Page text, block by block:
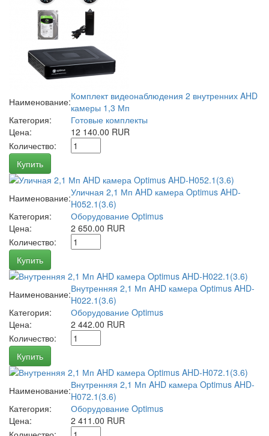
Наименование:Комплект видеонаблюдения 2 внутренних AHD
камеры 1,3 Мп
Категория:
Готовые комплекты
Цена:
12 140.00 RUR
Количество:
Купить
Наименование:Уличная 2,1 Мп AHD камера Optimus AHD-
H052.1(3.6)
Категория:
Оборудование Optimus
Цена:
2 650.00 RUR
Количество:
Купить
Наименование:Внутренняя 2,1 Мп AHD камера Optimus AHD-
H022.1(3.6)
Категория:
Оборудование Optimus
Цена:
2 442.00 RUR
Количество:
Купить
Наименование:Внутренняя 2,1 Мп AHD камера Optimus AHD-
H072.1(3.6)
Категория:
Оборудование Optimus
Цена:
2 411.00 RUR